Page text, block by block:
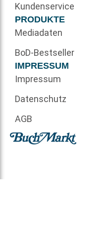
Kundenservice
PRODUKTE
Mediadaten
BoD-Bestseller
IMPRESSUM
Impressum
Datenschutz
AGB